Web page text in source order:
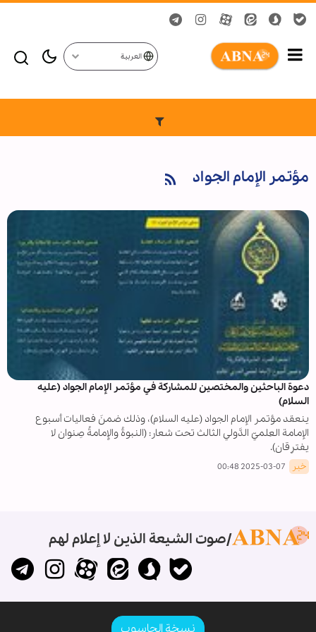
العربية
مؤتمر الإمام الجواد
دعوة الباحثين والمختصين للمشاركة في مؤتمر الإمام الجواد (عليه
السلام)
ينعقد مؤتمر الإمام الجواد (عليه السلام)، وذلك ضمنَ فعاليات أسبوع
الإمامة العِلميّ الدَّولي الثالث تحت شعار: (النبوةُ والإِمامةُ صِنوان لا
يفترِقان).
خبر 2025-03-07 00:48
صوت الشيعة الذين لا إعلام لهم
نسخة الحاسوب